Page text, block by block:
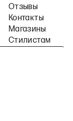
Отзывы
Контакты
Магазины
Стилистам